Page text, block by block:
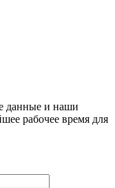
данные и наши
рабочее время для